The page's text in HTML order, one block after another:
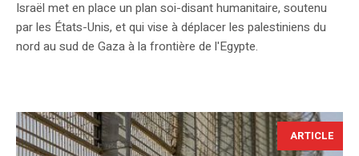
Israël met en place un plan soi-disant humanitaire, soutenu
par les États-Unis, et qui vise à déplacer les palestiniens du
nord au sud de Gaza à la frontière de l'Egypte.
ARTICLE